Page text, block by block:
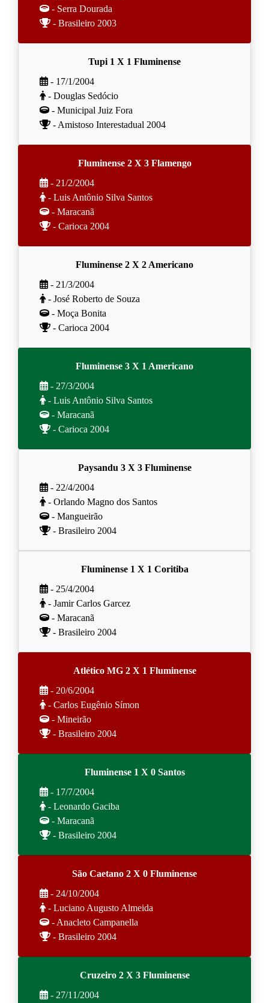
- Serra Dourada
- Brasileiro 2003
Tupi 1 X 1 Fluminense
- 17/1/2004
- Douglas Sedócio
- Municipal Juiz Fora
- Amistoso Interestadual 2004
Fluminense 2 X 3 Flamengo
- 21/2/2004
- Luis Antônio Silva Santos
- Maracanã
- Carioca 2004
Fluminense 2 X 2 Americano
- 21/3/2004
- José Roberto de Souza
- Moça Bonita
- Carioca 2004
Fluminense 3 X 1 Americano
- 27/3/2004
- Luis Antônio Silva Santos
- Maracanã
- Carioca 2004
Paysandu 3 X 3 Fluminense
- 22/4/2004
- Orlando Magno dos Santos
- Mangueirão
- Brasileiro 2004
Fluminense 1 X 1 Coritiba
- 25/4/2004
- Jamir Carlos Garcez
- Maracanã
- Brasileiro 2004
Atlético MG 2 X 1 Fluminense
- 20/6/2004
- Carlos Eugênio Símon
- Mineirão
- Brasileiro 2004
Fluminense 1 X 0 Santos
- 17/7/2004
- Leonardo Gaciba
- Maracanã
- Brasileiro 2004
São Caetano 2 X 0 Fluminense
- 24/10/2004
- Luciano Augusto Almeida
- Anacleto Campanella
- Brasileiro 2004
Cruzeiro 2 X 3 Fluminense
- 27/11/2004